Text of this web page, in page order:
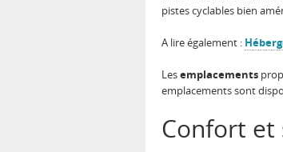
pistes cyclables bien
A lire également :
Lesemplacements
emplacements sont
Confort et